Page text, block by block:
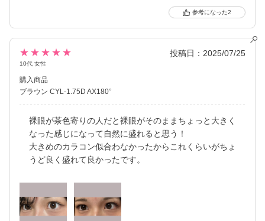
2
★★★★★
10代 女性
投稿日：2025/07/25
購入商品
ブラウン CYL-1.75D AX180°
裸眼が茶色寄りの人だと裸眼がそのままちょっと大きく
なった感じになって自然に盛れると思う！
大きめのカラコン似合わなかったからこれくらいがちょ
うど良く盛れて良かったです。